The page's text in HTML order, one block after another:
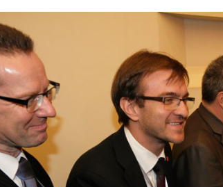
政府事务、
医疗健康和
奢侈品、零